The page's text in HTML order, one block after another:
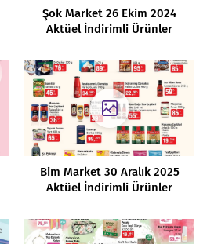
Şok Market 26 Ekim 2024
Aktüel İndirimli Ürünler
Bim Market 30 Aralık 2025
Aktüel İndirimli Ürünler